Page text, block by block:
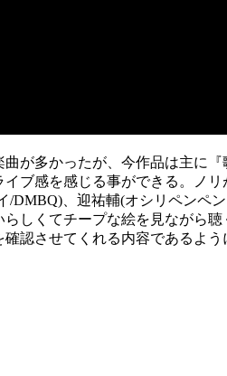
が多かったが、今作品は主に
ブ感を感じる事ができる。ノ
DMBQ)、迎祐輔(オシリペンペ
しくてチープな絵を見ながら
認させてくれる内容であるよ